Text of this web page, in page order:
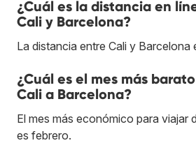
¿Cuál es la distancia en
Cali y Barcelona?
La distancia entre Cali y Barcelona
¿Cuál es el mes más
Cali a Barcelona?
El mes más económico para viajar
es febrero.